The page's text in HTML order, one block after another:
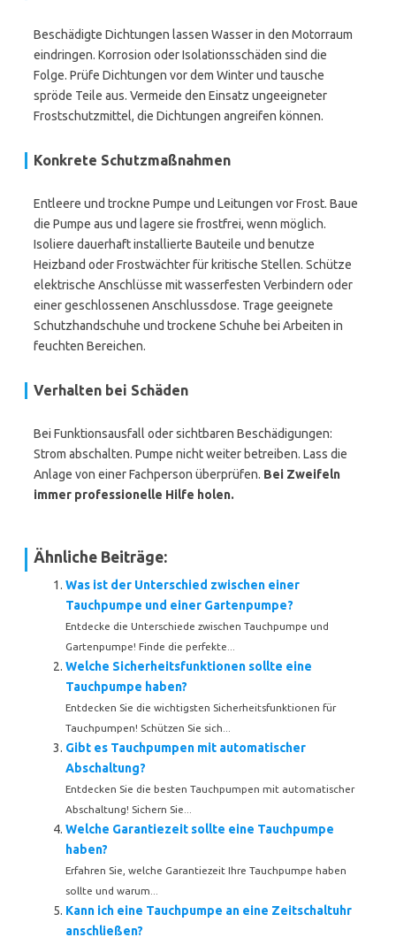
Beschädigte Dichtungen lassen Wasser in den Motorraum
eindringen. Korrosion oder Isolationsschäden sind die
Folge. Prüfe Dichtungen vor dem Winter und tausche
spröde Teile aus. Vermeide den Einsatz ungeeigneter
Frostschutzmittel, die Dichtungen angreifen können.
Konkrete Schutzmaßnahmen
Entleere und trockne Pumpe und Leitungen vor Frost. Baue
die Pumpe aus und lagere sie frostfrei, wenn möglich.
Isoliere dauerhaft installierte Bauteile und benutze
Heizband oder Frostwächter für kritische Stellen. Schütze
elektrische Anschlüsse mit wasserfesten Verbindern oder
einer geschlossenen Anschlussdose. Trage geeignete
Schutzhandschuhe und trockene Schuhe bei Arbeiten in
feuchten Bereichen.
Verhalten bei Schäden
Bei Funktionsausfall oder sichtbaren Beschädigungen:
Strom abschalten. Pumpe nicht weiter betreiben. Lass die
Anlage von einer Fachperson überprüfen. Bei Zweifeln
immer professionelle Hilfe holen.
Ähnliche Beiträge:
Was ist der Unterschied zwischen einer
Tauchpumpe und einer Gartenpumpe?
Entdecke die Unterschiede zwischen Tauchpumpe und
Gartenpumpe! Finde die perfekte...
Welche Sicherheitsfunktionen sollte eine
Tauchpumpe haben?
Entdecken Sie die wichtigsten Sicherheitsfunktionen für
Tauchpumpen! Schützen Sie sich...
Gibt es Tauchpumpen mit automatischer
Abschaltung?
Entdecken Sie die besten Tauchpumpen mit automatischer
Abschaltung! Sichern Sie...
Welche Garantiezeit sollte eine Tauchpumpe
haben?
Erfahren Sie, welche Garantiezeit Ihre Tauchpumpe haben
sollte und warum...
Kann ich eine Tauchpumpe an eine Zeitschaltuhr
anschließen?